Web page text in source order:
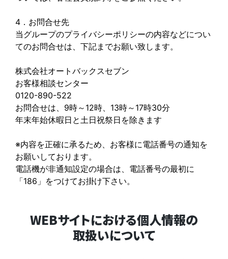
4．お問合せ先
当グループのプライバシーポリシーの内容などについ
てのお問合せは、下記までお願い致します。
株式会社オートバックスセブン
お客様相談センター
0120-890-522
お問合せは、9時～12時、13時～17時30分
年末年始休暇日と土日祝祭日を除きます
※内容を正確に承るため、お客様に電話番号の通知を
お願いしております。
電話機が非通知設定の場合は、電話番号の最初に
「186」をつけてお掛け下さい。
WEBサイトにおける個人情報の
取扱いについて